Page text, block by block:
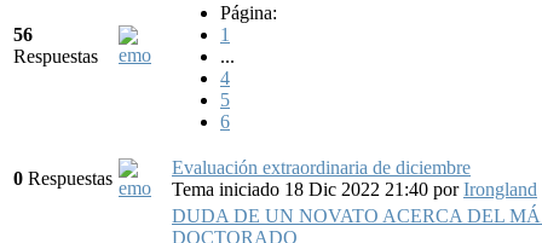
56
Respuestas
Página:
1
...
4
5
6
0 Respuestas
Evaluación extraordinaria de diciembre
Tema iniciado 18 Dic 2022 21:40 porIrongland
DUDA DE UN NOVATO ACERCA DEL
DOCTORADO